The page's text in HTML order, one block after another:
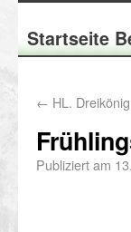
Startseite
← HL.
Publiziert am